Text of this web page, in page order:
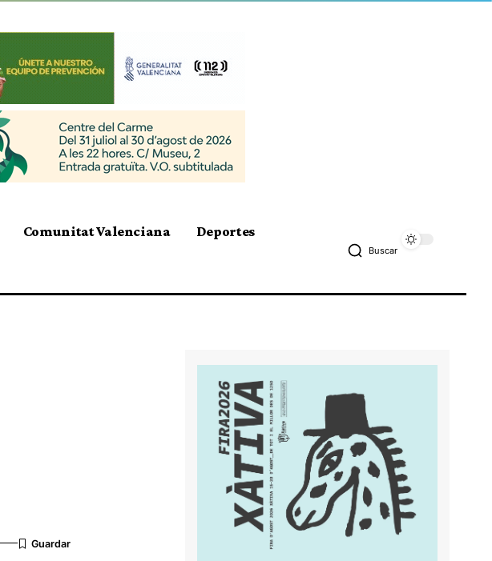
Comunitat Valenciana Deportes
Buscar